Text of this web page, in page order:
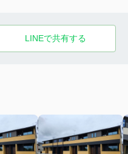
LINEで共有する